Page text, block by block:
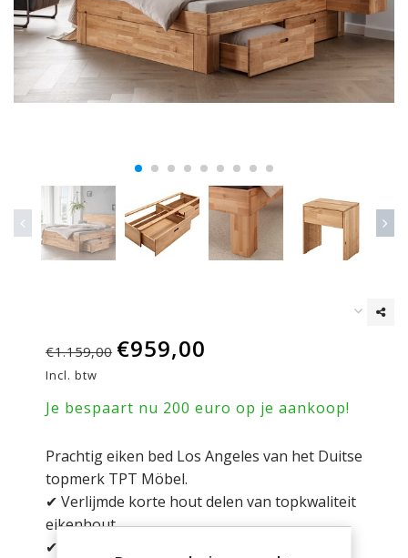
€1.159,00 €959,00
Incl. btw
Je bespaart nu 200 euro op je aankoop!
Prachtig eiken bed Los Angeles van het Duitse
topmerk TPT Möbel.
✔ Verlijmde korte hout delen van topkwaliteit
eikenhout
✔ Dikte bedzijde 2,5 cm